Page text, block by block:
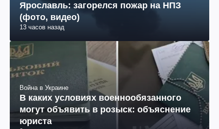
Ярославль: загорелся пожар на НПЗ
(фото, видео)
13 часов назад
Война в Украине
В каких условиях военнообязанного
могут объявить в розыск: объяснение
юриста